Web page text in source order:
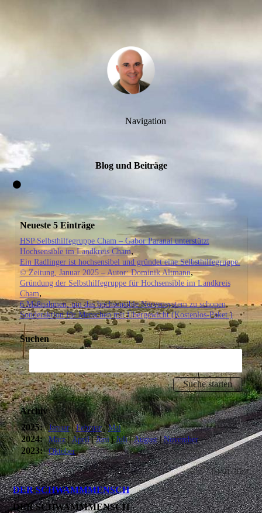
Navigation
Blog und Beiträge
Neueste 5 Einträge
HSP Selbsthilfegruppe Cham – Gabor Paranai unterstützt
Hochsensible im Landkreis Cham
Ein Radlinger ist hochsensibel und gründet eine Selbsthilfegruppe.
© Zeitung, Januar 2025 – Autor: Dominik Altmann
Gründung der Selbsthilfegruppe für Hochsensible im Landkreis
Cham
6 Maßnahmen, um das hochsensible Nervensystem zu schonen
Sonderaktion für Menschen mit Übergewicht (Kostenlos-Paket )
Suchen
Archiv
2025:
Januar|Februar|Mai
2024: März|April|Juni|Juli|August|November
2023: Oktober
04/01/2024
DER SCHWAMMMENSCH
DER SCHWAMMMENSCH